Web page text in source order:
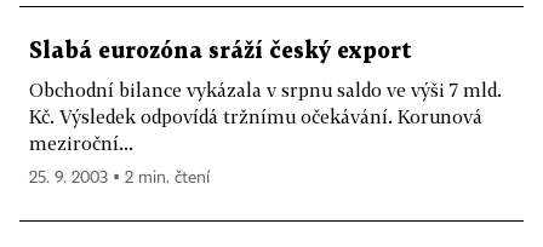
Slabá eurozóna sráží český export
Obchodní bilance vykázala v srpnu saldo ve výši 7 mld.
Kč. Výsledek odpovídá tržnímu očekávání. Korunová
meziroční...
25. 9. 2003 ▪ 2 min. čtení